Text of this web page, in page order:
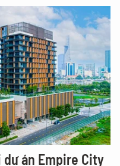
án Empire City